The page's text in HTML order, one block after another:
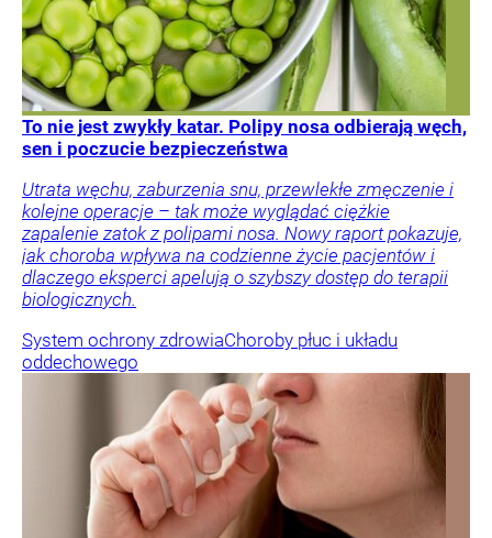
To nie jest zwykły katar. Polipy nosa odbierają węch,
sen i poczucie bezpieczeństwa
Utrata węchu, zaburzenia snu, przewlekłe zmęczenie i
kolejne operacje – tak może wyglądać ciężkie
zapalenie zatok z polipami nosa. Nowy raport pokazuje,
jak choroba wpływa na codzienne życie pacjentów i
dlaczego eksperci apelują o szybszy dostęp do terapii
biologicznych.
System ochrony zdrowiaChoroby płuc i układu
oddechowego